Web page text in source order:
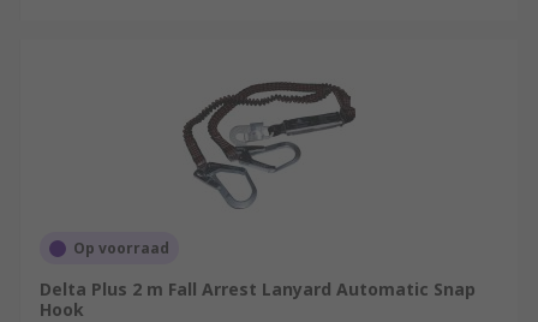
Op voorraad
Delta Plus 2 m Fall Arrest Lanyard Automatic Snap
Hook